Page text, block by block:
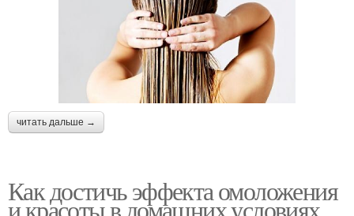
читать дальше →
Как достичь эффекта омоложения